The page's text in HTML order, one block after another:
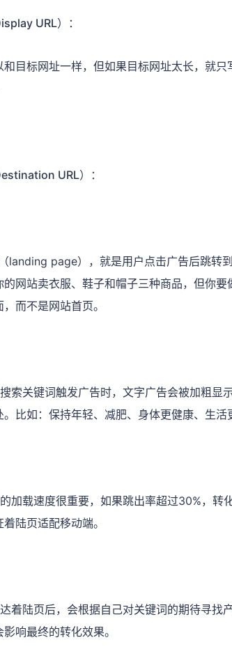
URL）：
和目标网址一样，但如果目标网址太长，就
URL）：
（landing page），就是用户点击广告后跳转
的网站卖衣服、鞋子和帽子三种商品，但你
而不是网站首页。
搜索关键词触发广告时，文字广告会被加粗
比如：保持年轻、减肥、身体更健康、生活
的加载速度很重要，如果跳出率超过30%，
陆页适配移动端。
达着陆页后，会根据自己对关键词的期待寻
响最终的转化效果。